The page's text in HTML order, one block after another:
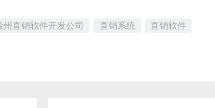
州直销软件开发公司 直销系统 直销软件